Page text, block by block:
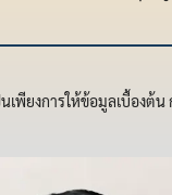
เพียงการให้ข้อมูลเบื้องต้